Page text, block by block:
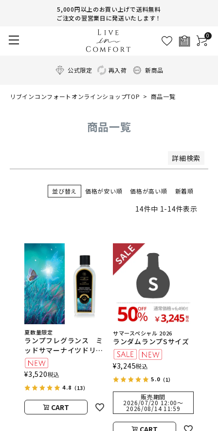
5,000円以上のお買い上げで送料無料
ご注文の翌営業日に発送いたします！
0
公式限定 再入荷 新商品
リブインコンフォートオンラインショップTOP 商品一覧
商品一覧
詳細検索
商品番号/JANコード
登録順
価格が安い順
優先度順
並び替え 価格が安い順 価格が高い順 新着順
14件中 1-14件表示
夏数量限定
ランプフレグランス ミ
ッドサマーナイツドリー
ム 500ml フレグラン
スランプ用オイル
ASHLEIGH&BURWOOD
（アシュレイアンドバー
ウッド）
¥3,520税込
4.8 （13）
CART
サマースペシャル 2026
ランダムランプSサイズ
¥3,245税込
5.0（1）
販売期間
2026/07/20 12:00〜
2026/08/14 11:59
CART